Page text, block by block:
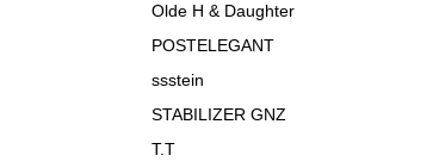
Olde H & Daughter
POSTELEGANT
ssstein
STABILIZER GNZ
T.T